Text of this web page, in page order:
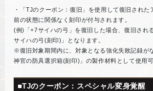
・「TJのクーポン：復旧」を使用して復旧された
前の状態に関係なく刻印が付与されます。
(例)「+7サイハの弓」を復旧した場合、復旧され
サイハの弓(刻印)」となります。
※復旧対象期間内に、対象となる強化失敗記録が
神官の防具選択箱(刻印)」の製作材料として使用可
■TJのクーポン：スペシャル変身覚醒